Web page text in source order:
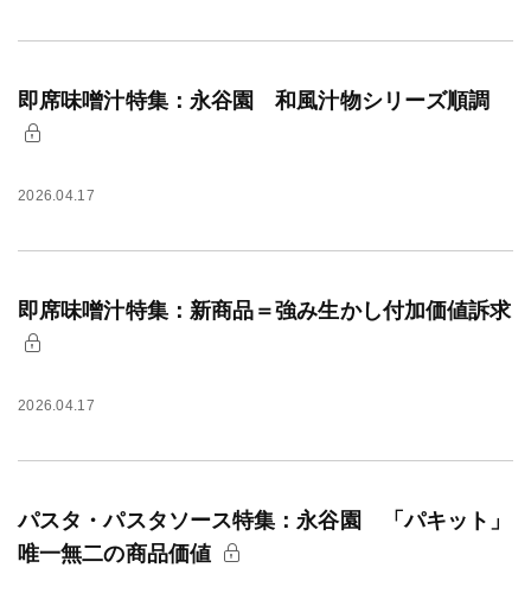
即席味噌汁特集：永谷園 和風汁物シリーズ順調
2026.04.17
即席味噌汁特集：新商品＝強み生かし付加価値訴求
2026.04.17
パスタ・パスタソース特集：永谷園 「パキット」
唯一無二の商品価値